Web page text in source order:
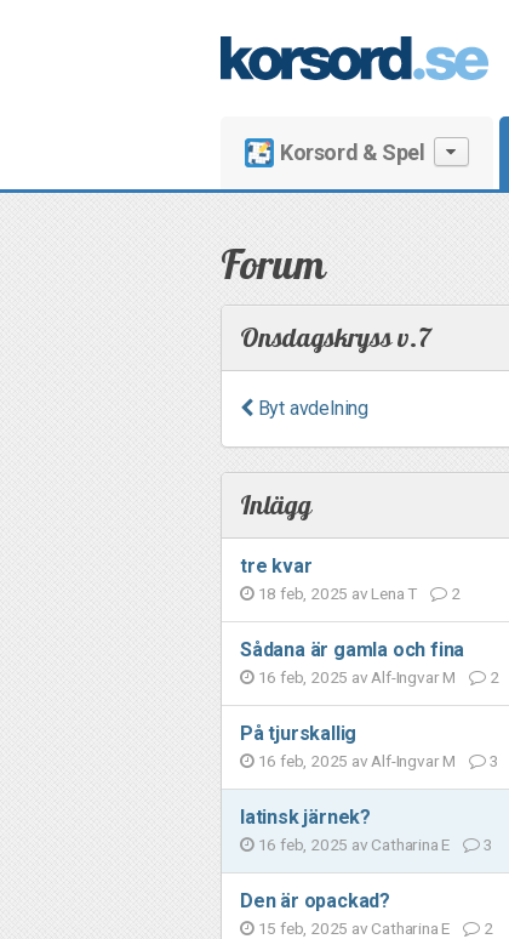
Korsord & Spel
Forum
Onsdagskryss v.7
Byt avdelning
Inlägg
tre kvar
18 feb, 2025 av Lena T 2
Sådana är gamla och fina
16 feb, 2025 av Alf-Ingvar M 2
På tjurskallig
16 feb, 2025 av Alf-Ingvar M 3
latinsk järnek?
16 feb, 2025 av Catharina E 3
Den är opackad?
15 feb, 2025 av Catharina E 2